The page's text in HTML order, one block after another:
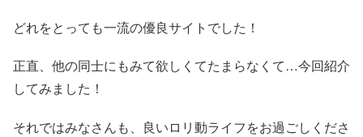
どれをとっても一流の優良サイトでした！
正直、他の同士にもみて欲しくてたまらなくて…今回紹介
してみました！
それではみなさんも、良いロリ動ライフをお過ごしくださ